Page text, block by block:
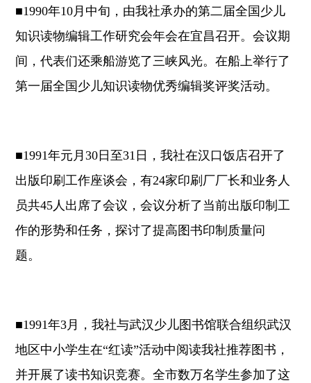
■1990年10月中旬，由我社承办的第二届全国少儿
知识读物编辑工作研究会年会在宜昌召开。会议期
间，代表们还乘船游览了三峡风光。在船上举行了
第一届全国少儿知识读物优秀编辑奖评奖活动。
■1991年元月30日至31日，我社在汉口饭店召开了
出版印刷工作座谈会，有24家印刷厂厂长和业务人
员共45人出席了会议，会议分析了当前出版印制工
作的形势和任务，探讨了提高图书印制质量问
题。
■1991年3月，我社与武汉少儿图书馆联合组织武汉
地区中小学生在“红读”活动中阅读我社推荐图书，
并开展了读书知识竞赛。全市数万名学生参加了这